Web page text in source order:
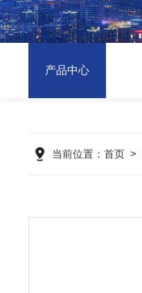
产品中心
当前位置： 首页>